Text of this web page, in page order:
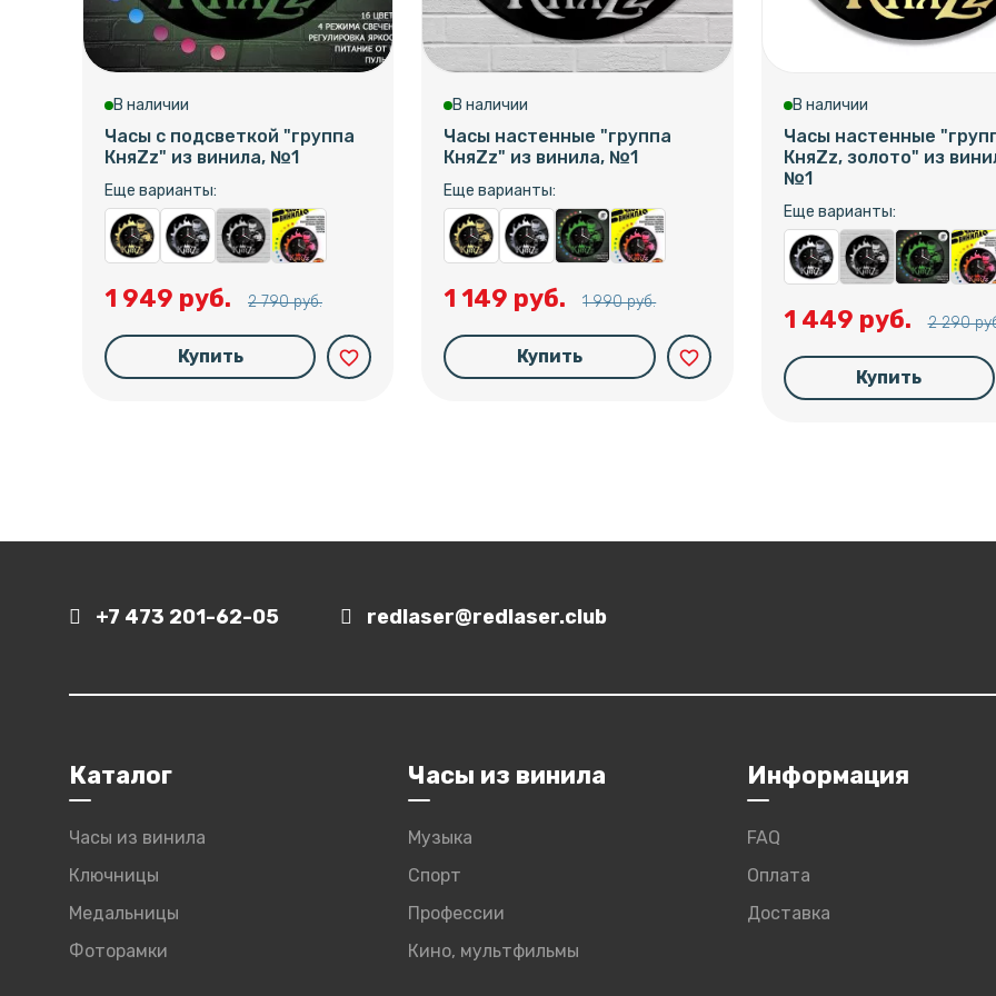
В наличии
Часы с подсветкой "группа
КняZz" из винила, №1
Еще варианты:
1 949 руб. 2 790 руб.
Купить favorite_border
В наличии
Часы настенные "группа
КняZz" из винила, №1
Еще варианты:
1 149 руб. 1 990 руб.
Купить favorite_border
В наличии
Часы настенные
КняZz, золото" из
№1
Еще варианты:
1 449 руб. 2 290
Купить
+7 473 201-62-05 redlaser@redlaser.club
Каталог
Часы из винила
Ключницы
Медальницы
Фоторамки
Часы из винила
Музыка
Спорт
Профессии
Кино, мультфильмы
Информация
FAQ
Оплата
Доставка